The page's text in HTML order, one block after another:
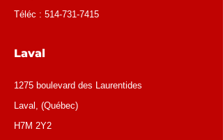
Téléc : 514-731-7415
Laval
1275 boulevard des Laurentides
Laval, (Québec)
H7M 2Y2